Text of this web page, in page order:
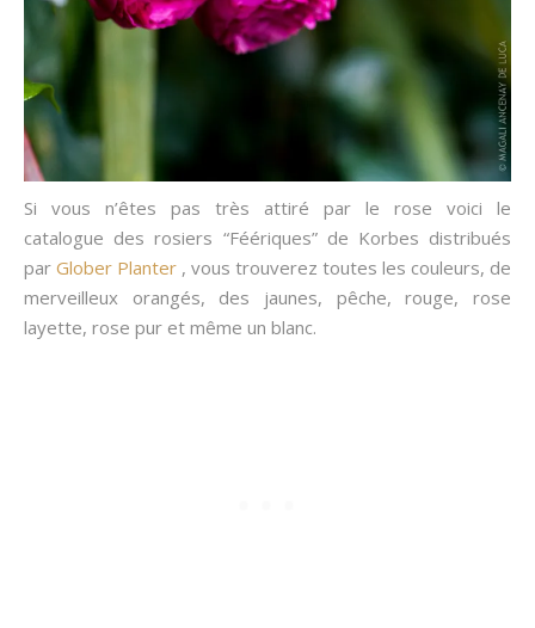
Si vous n’êtes pas très attiré par le rose voici le
catalogue des rosiers “Féériques” de Korbes distribués
par Glober Planter , vous trouverez toutes les couleurs, de
merveilleux orangés, des jaunes, pêche, rouge, rose
layette, rose pur et même un blanc.